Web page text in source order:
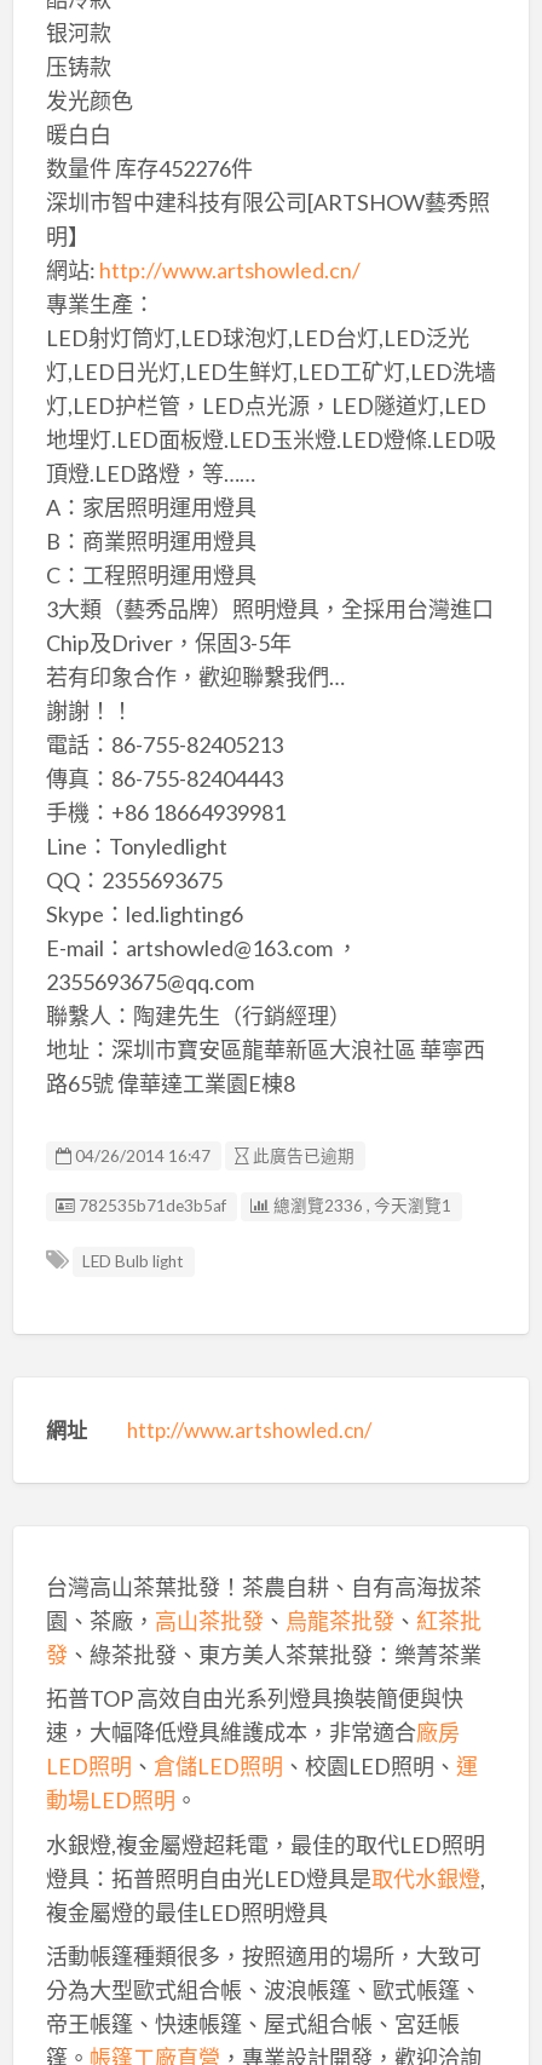
银河款
压铸款
发光颜色
暖白白
数量件 库存452276件
深圳市智中建科技有限公司[ARTSHOW藝秀照
明】
網站: http://www.artshowled.cn/
專業生產：
LED射灯筒灯,LED球泡灯,LED台灯,LED泛光
灯,LED日光灯,LED生鲜灯,LED工矿灯,LED洗墙
灯,LED护栏管，LED点光源，LED隧道灯,LED
地埋灯.LED面板燈.LED玉米燈.LED燈條.LED吸
頂燈.LED路燈，等……
A：家居照明運用燈具
B：商業照明運用燈具
C：工程照明運用燈具
3大類（藝秀品牌）照明燈具，全採用台灣進口
Chip及Driver，保固3-5年
若有印象合作，歡迎聯繫我們…
謝謝！！
電話：86-755-82405213
傳真：86-755-82404443
手機：+86 18664939981
Line：Tonyledlight
QQ：2355693675
Skype：led.lighting6
E-mail：artshowled@163.com ，
2355693675@qq.com
聯繫人：陶建先生（行銷經理）
地址：深圳市寶安區龍華新區大浪社區 華寧西
路65號 偉華達工業園E棟8
04/26/2014 16:47 此廣告已逾期
廣告编號
782535b71de3b5af 總瀏覽2336 , 今天瀏覽1
LED Bulb light
網址 http://www.artshowled.cn/
台灣高山茶葉批發！茶農自耕、自有高海拔茶
園、茶廠， 高山茶批發、 烏龍茶批發、 紅茶批
發、綠茶批發、東方美人茶葉批發：樂菁茶業
拓普TOP 高效自由光系列燈具換裝簡便與快
速，大幅降低燈具維護成本，非常適合廠房
LED照明 、 倉儲LED照明 、校園LED照明、 運
動場LED照明 。
水銀燈,複金屬燈超耗電，最佳的取代LED照明
燈具：拓普照明自由光LED燈具是取代水銀燈,
複金屬燈的最佳LED照明燈具
活動帳篷種類很多，按照適用的場所，大致可
分為大型歐式組合帳、波浪帳篷、歐式帳篷、
帝王帳篷、快速帳篷、屋式組合帳、宮廷帳
篷。 帳篷工廠直營 ，專業設計開發，歡迎洽詢